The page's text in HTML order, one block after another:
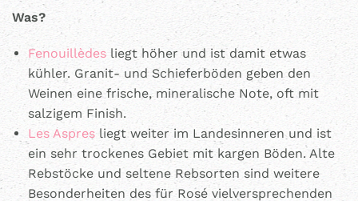
Was?
Fenouillèdes liegt höher und ist damit etwas
kühler. Granit- und Schieferböden geben den
Weinen eine frische, mineralische Note, oft mit
salzigem Finish.
Les Aspres liegt weiter im Landesinneren und ist
ein sehr trockenes Gebiet mit kargen Böden. Alte
Rebstöcke und seltene Rebsorten sind weitere
Besonderheiten des für Rosé vielversprechenden